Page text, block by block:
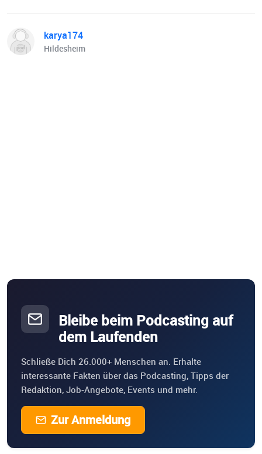
karya174
Hildesheim
Bleibe beim Podcasting auf
dem Laufenden
Schließe Dich 26.000+ Menschen an. Erhalte
interessante Fakten über das Podcasting, Tipps der
Redaktion, Job-Angebote, Events und mehr.
Zur Anmeldung